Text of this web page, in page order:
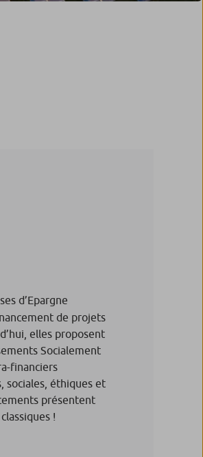
d’Epargne
de projets
elles proposent
Socialement
financiers
sociales, éthiques et
présentent
!